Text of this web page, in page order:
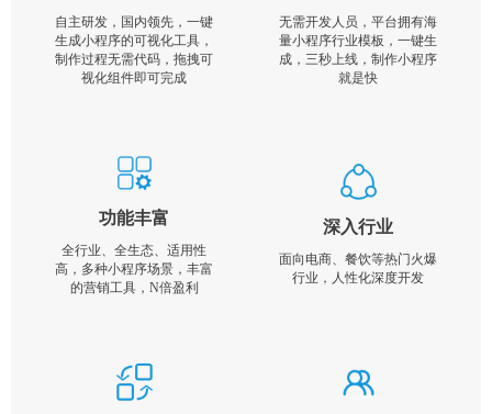
自主研发，国内领先，一键
生成小程序的可视化工具，
制作过程无需代码，拖拽可
视化组件即可完成
无需开发人员，平台拥有海
量小程序行业模板，一键生
成，三秒上线，制作小程序
就是快
功能丰富
全行业、全生态、适用性
高，多种小程序场景，丰富
的营销工具，N倍盈利
深入行业
面向电商、餐饮等热门火爆
行业，人性化深度开发